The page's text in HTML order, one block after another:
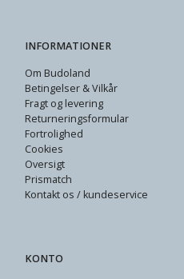
INFORMATIONER
Om Budoland
Betingelser & Vilkår
Fragt og levering
Returneringsformular
Fortrolighed
Cookies
Oversigt
Prismatch
Kontakt os / kundeservice
KONTO